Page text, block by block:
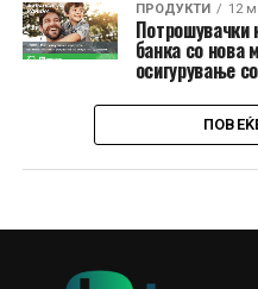
ПРОДУКТИ 12
Потрошувачки
банка со нова
осигурување